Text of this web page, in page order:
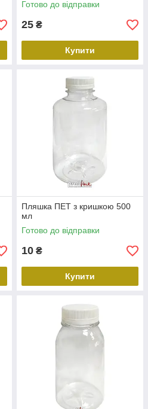
Готово до відправки
25 ₴
Купити
Пляшка ПЕТ з кришкою 500
мл
Готово до відправки
10 ₴
Купити